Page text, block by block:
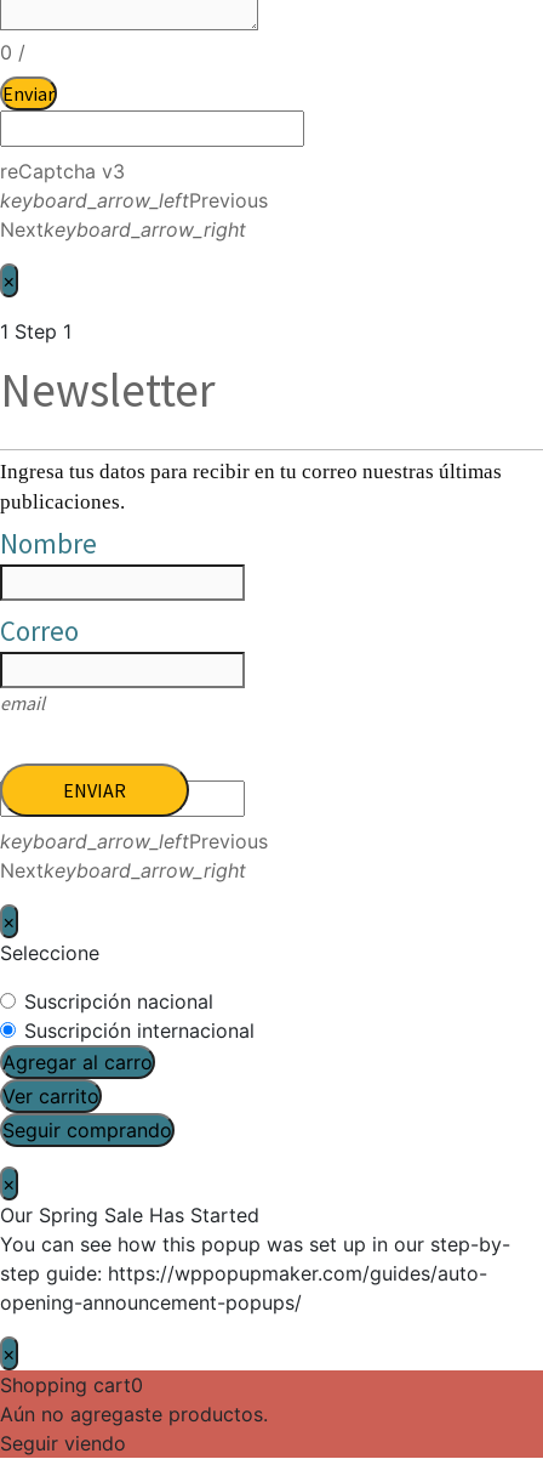
0 /
Enviar
reCaptcha v3
keyboard_arrow_leftPrevious
Nextkeyboard_arrow_right
×
1 Step 1
Newsletter
Ingresa tus datos para recibir en tu correo nuestras últimas
publicaciones.
Nombre
Correo
email
ENVIAR
keyboard_arrow_leftPrevious
Nextkeyboard_arrow_right
×
Seleccione
Suscripción nacional
Suscripción internacional
Agregar al carro
Ver carrito
Seguir comprando
×
Our Spring Sale Has Started
You can see how this popup was set up in our step-by-
step guide: https://wppopupmaker.com/guides/auto-
opening-announcement-popups/
×
Shopping cart0
Aún no agregaste productos.
Seguir viendo